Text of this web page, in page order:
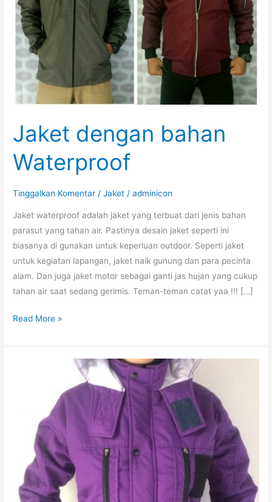
Jaket dengan bahan
Waterproof
Tinggalkan Komentar /Jaket /adminicon
Jaket waterproof adalah jaket yang terbuat dari jenis bahan
parasut yang tahan air. Pastinya desain jaket seperti ini
biasanya di gunakan untuk keperluan outdoor. Seperti jaket
untuk kegiatan lapangan, jaket naik gunung dan para pecinta
alam. Dan juga jaket motor sebagai ganti jas hujan yang cukup
tahan air saat sedang gerimis. Teman-teman catat yaa !!! […]
Jaket
bahan
Read More »